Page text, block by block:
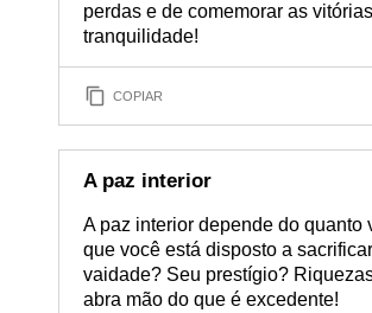
perdas e de comemorar as
tranquilidade!
COPIAR
A paz interior
A paz interior depende do quanto
que você está disposto a
vaidade? Seu prestígio?
abra mão do que é excedente!